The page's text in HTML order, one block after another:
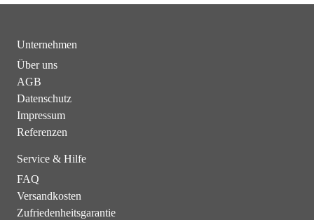
Unternehmen
Über uns
AGB
Datenschutz
Impressum
Referenzen
Service & Hilfe
FAQ
Versandkosten
Zufriedenheitsgarantie